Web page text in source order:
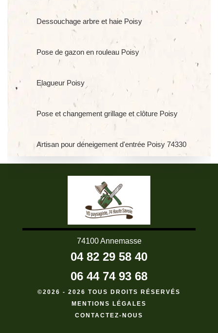
Dessouchage arbre et haie Poisy
Pose de gazon en rouleau Poisy
Elagueur Poisy
Pose et changement grillage et clôture Poisy
Artisan pour déneigement d'entrée Poisy 74330
74100 Annemasse
04 82 29 58 40
06 44 74 93 68
©2026 - 2026 TOUS DROITS RÉSERVÉS
MENTIONS LÉGALES
CONTACTEZ-NOUS